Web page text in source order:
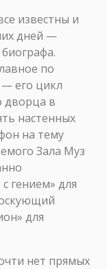
известны и
дней —
по
его цикл
дворца в
настенных
на тему
Зала Муз
гением» для
для
нет прямых